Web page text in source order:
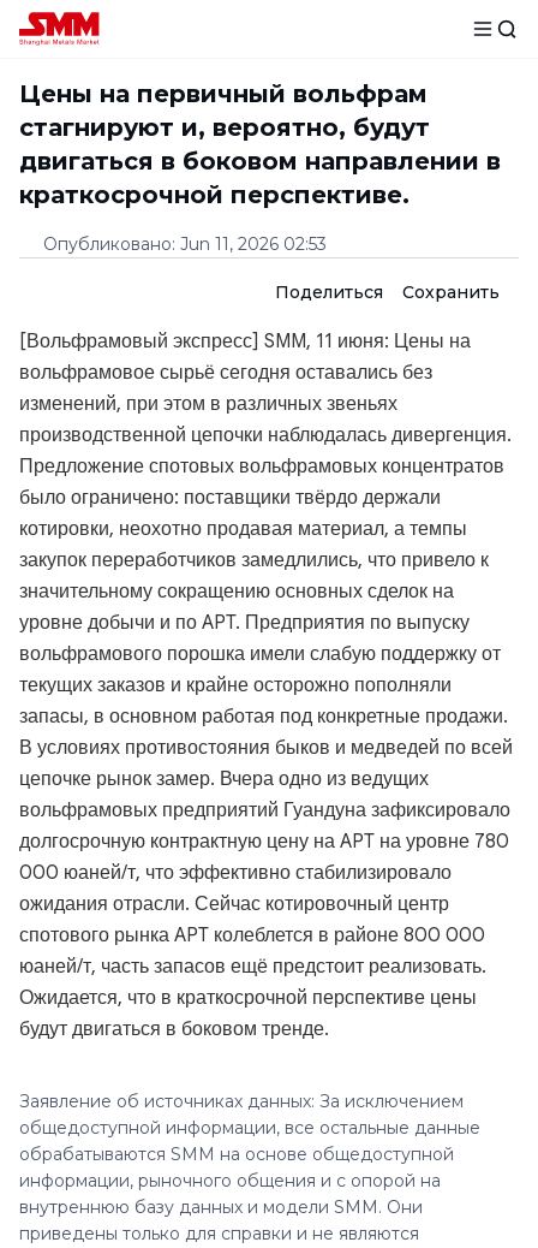
Цены на первичный вольфрам
стагнируют и, вероятно, будут
двигаться в боковом направлении в
краткосрочной перспективе.
Опубликовано: Jun 11, 2026 02:53
Поделиться Сохранить
[Вольфрамовый экспресс] SMM, 11 июня: Цены на
вольфрамовое сырьё сегодня оставались без
изменений, при этом в различных звеньях
производственной цепочки наблюдалась дивергенция.
Предложение спотовых вольфрамовых концентратов
было ограничено: поставщики твёрдо держали
котировки, неохотно продавая материал, а темпы
закупок переработчиков замедлились, что привело к
значительному сокращению основных сделок на
уровне добычи и по APT. Предприятия по выпуску
вольфрамового порошка имели слабую поддержку от
текущих заказов и крайне осторожно пополняли
запасы, в основном работая под конкретные продажи.
В условиях противостояния быков и медведей по всей
цепочке рынок замер. Вчера одно из ведущих
вольфрамовых предприятий Гуандуна зафиксировало
долгосрочную контрактную цену на APT на уровне 780
000 юаней/т, что эффективно стабилизировало
ожидания отрасли. Сейчас котировочный центр
спотового рынка APT колеблется в районе 800 000
юаней/т, часть запасов ещё предстоит реализовать.
Ожидается, что в краткосрочной перспективе цены
будут двигаться в боковом тренде.
Заявление об источниках данных: За исключением
общедоступной информации, все остальные данные
обрабатываются SMM на основе общедоступной
информации, рыночного общения и с опорой на
внутреннюю базу данных и модели SMM. Они
приведены только для справки и не являются